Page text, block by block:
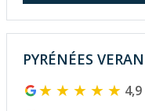
PYRÉNÉES
4,9